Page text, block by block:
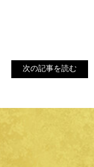
次の記事を読む